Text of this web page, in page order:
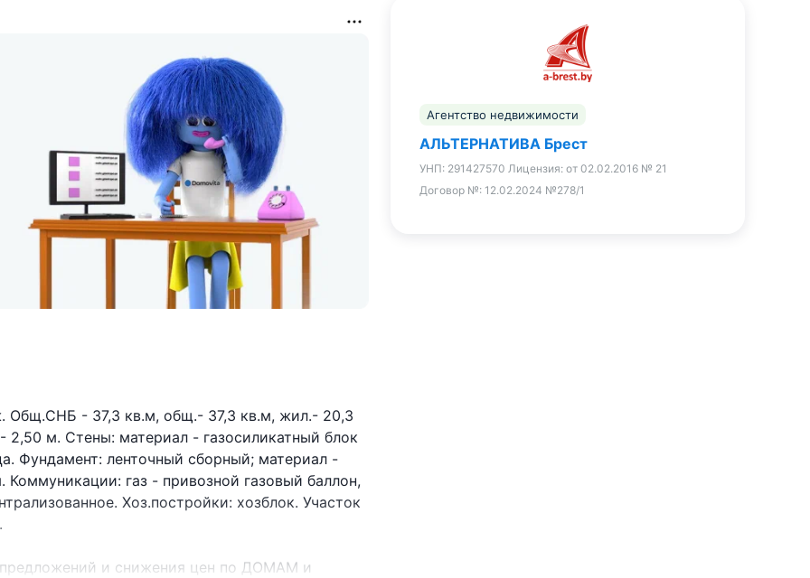
Общ.СНБ - 37,3 кв.м, общ.- 37,3 кв.м, жил.- 20,3
2,50 м. Стены: материал - газосиликатный блок
Фундамент: ленточный сборный; материал -
газ - привозной газовый баллон,
Хоз.постройки: хозблок. Участок
и снижения цен по ДОМАМ и
Агентство недвижимости
АЛЬТЕРНАТИВА Брест
УНП: 291427570 Лицензия: от 02.02.2016 № 21
Договор №: 12.02.2024 №278/1